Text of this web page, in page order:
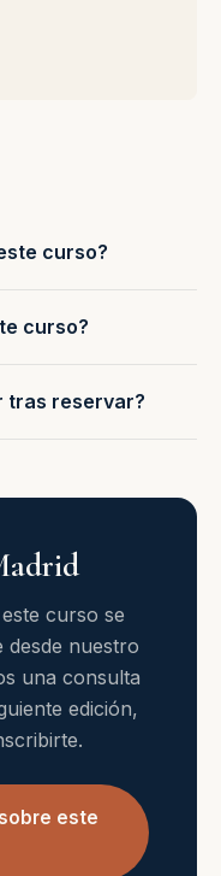
curso?
curso?
tras reservar?
curso se
desde nuestro
una consulta
edición,
este